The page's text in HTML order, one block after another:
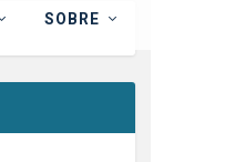
SOBRE